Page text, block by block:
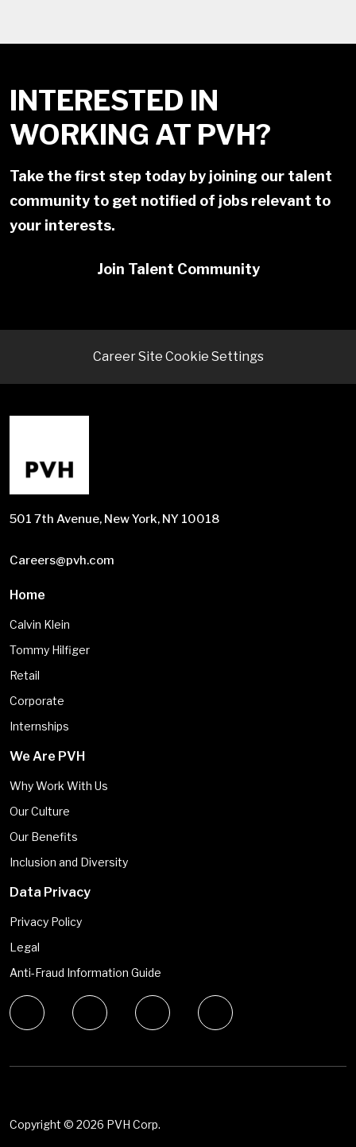
INTERESTED IN
WORKING AT PVH?
Take the first step today by joining our talent
community to get notified of jobs relevant to
your interests.
Join Talent Community
Career Site Cookie Settings
501 7th Avenue, New York, NY 10018
Careers@pvh.com
Home
Calvin Klein
Tommy Hilfiger
Retail
Corporate
Internships
We Are PVH
Why Work With Us
Our Culture
Our Benefits
Inclusion and Diversity
Data Privacy
Privacy Policy
Legal
Anti-Fraud Information Guide
Copyright © 2026 PVH Corp.